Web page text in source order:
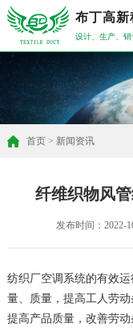
布丁高新
设计、生产、
首页> 新闻资讯
纤维织物风
发布时间：
纺织厂空调系统的有效
量、质量，提高工人劳
提高产品质量，改善劳